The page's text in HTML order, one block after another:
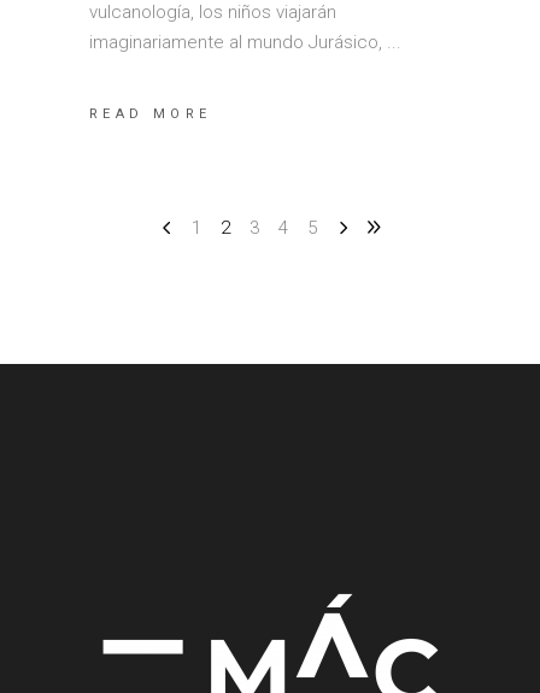
vulcanología, los niños viajarán
imaginariamente al mundo Jurásico,
READ MORE
1 2 3 4 5